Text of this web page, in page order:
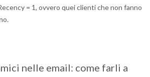
= 1, ovvero quei clienti che non fanno
nelle email: come farli a